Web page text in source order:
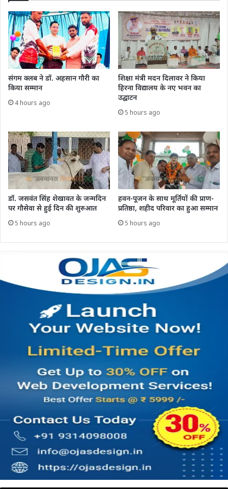
संगम क्लब ने डॉ. अहसान गौरी का
किया सम्मान
4 hours ago
शिक्षा मंत्री मदन दिलावर ने किया
हिरना विद्यालय के नए भवन का
उद्घाटन
5 hours ago
डॉ. जसवंत सिंह शेखावत के जन्मदिन
पर गौसेवा से हुई दिन की शुरुआत
5 hours ago
हवन-पूजन के साथ मूर्तियों की प्राण-
प्रतिष्ठा, शहीद परिवार का हुआ सम्मान
5 hours ago